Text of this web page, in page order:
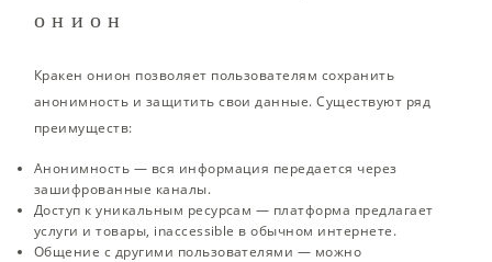
онион
Кракен онион позволяет пользователям сохранить
анонимность и защитить свои данные. Существуют ряд
преимуществ:
Анонимность — вся информация передается через
зашифрованные каналы.
Доступ к уникальным ресурсам — платформа предлагает
услуги и товары, inaccessible в обычном интернете.
Общение с другими пользователями — можно